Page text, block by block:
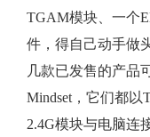
TGAM模块、一个
件，得自己动手做
几款已发售的产品
Mindset，它们都以
2.4G模块与电脑连